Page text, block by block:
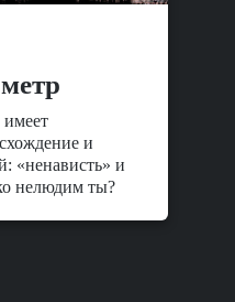
и
«ненависть» и
нелюдим ты?